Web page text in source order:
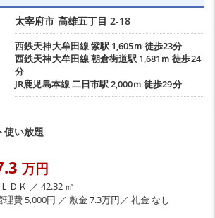
太宰府市 高雄五丁目 2-18
西鉄天神大牟田線紫駅1,605ｍ 徒歩23分
西鉄天神大牟田線朝倉街道駅 1,681ｍ 徒歩24
分
JR鹿児島本線二日市駅2,000ｍ 徒歩29分
使い放題
万円
ＤＫ ／ 42.32 ㎡
理費 5,000円 ／ 敷金 7.3万円／ 礼金 なし